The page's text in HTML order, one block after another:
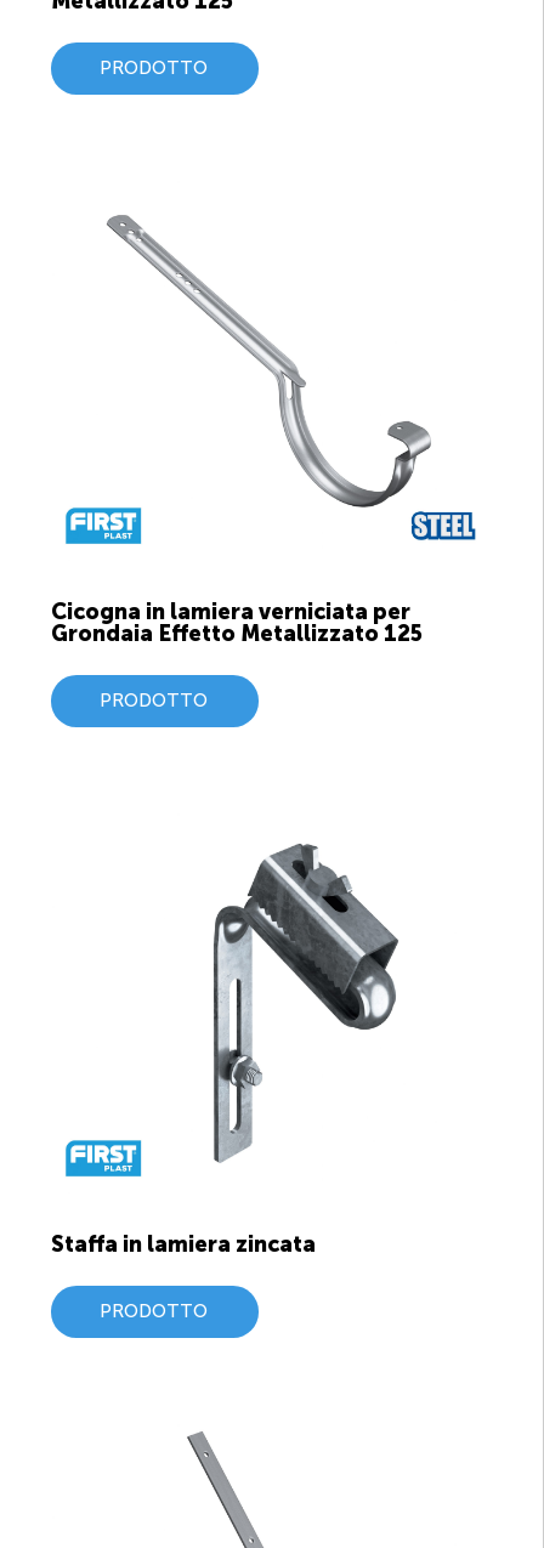
PRODOTTO
Cicogna in lamiera verniciata per
Grondaia Effetto Metallizzato 125
PRODOTTO
Staffa in lamiera zincata
PRODOTTO